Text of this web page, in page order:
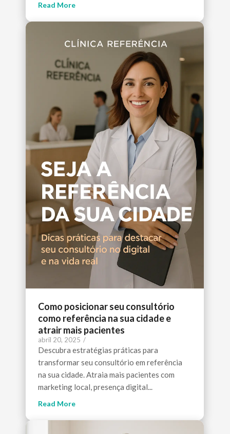
Read More
Como posicionar seu consultório
como referência na sua cidade e
atrair mais pacientes
abril 20, 2025 /
Descubra estratégias práticas para
transformar seu consultório em referência
na sua cidade. Atraia mais pacientes com
marketing local, presença digital...
Read More